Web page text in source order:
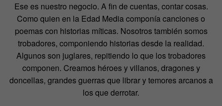
Ese es nuestro negocio. A fin de cuentas, contar cosas.
Como quien en la Edad Media componía canciones o
poemas con historias míticas. Nosotros también somos
trobadores, componiendo historias desde la realidad.
Algunos son juglares, repitiendo lo que los trobadores
componen. Creamos héroes y villanos, dragones y
doncellas, grandes guerras que librar y temores arcanos a
los que derrotar.